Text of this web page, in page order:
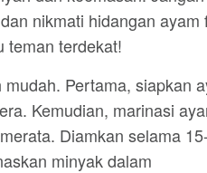
nikmati hidangan ayam
teman terdekat!
Pertama, siapkan
Kemudian, marinasi
Diamkan selama
minyak dalam